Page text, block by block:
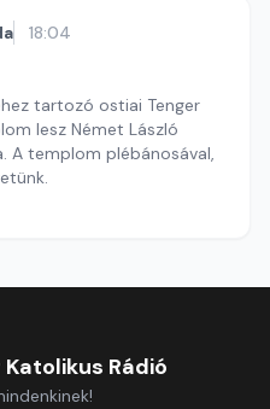
18:04
tartozó ostiai Tenger
lesz Német László
A templom plébánosával,
Rádió